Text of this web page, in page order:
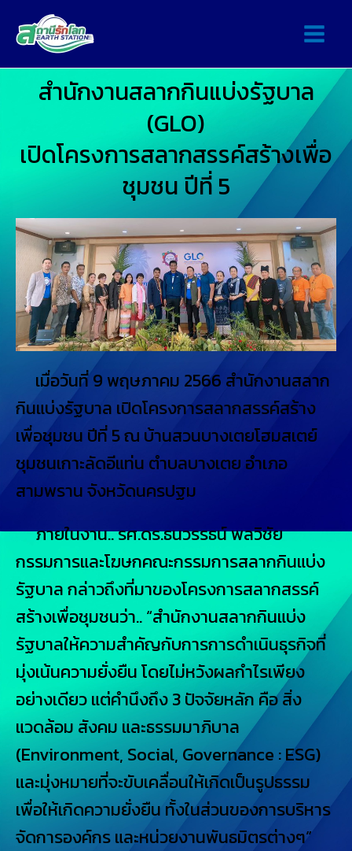
สำนักงานสลากกินแบ่งรัฐบาล
(GLO)
เปิดโครงการสลากสรรค์สร้างเพื่อ
ชุมชน ปีที่ 5
เมื่อวันที่ 9 พฤษภาคม 2566 สำนักงานสลาก
กินแบ่งรัฐบาล เปิดโครงการสลากสรรค์สร้าง
เพื่อชุมชน ปีที่ 5 ณ บ้านสวนบางเตยโฮมสเตย์
ชุมชนเกาะลัดอีแท่น ตำบลบางเตย อำเภอ
สามพราน จังหวัดนครปฐม
ภายในงาน.. รศ.ดร.ธนวรรธน์ พลวิชัย
กรรมการและโฆษกคณะกรรมการสลากกินแบ่ง
รัฐบาล กล่าวถึงที่มาของโครงการสลากสรรค์
สร้างเพื่อชุมชนว่า.. “สำนักงานสลากกินแบ่ง
รัฐบาลให้ความสำคัญกับการการดำเนินธุรกิจที่
มุ่งเน้นความยั่งยืน โดยไม่หวังผลกำไรเพียง
อย่างเดียว แต่คำนึงถึง 3 ปัจจัยหลัก คือ สิ่ง
แวดล้อม สังคม และธรรมมาภิบาล
(Environment, Social, Governance : ESG)
และมุ่งหมายที่จะขับเคลื่อนให้เกิดเป็นรูปธรรม
เพื่อให้เกิดความยั่งยืน ทั้งในส่วนของการบริหาร
จัดการองค์กร และหน่วยงานพันธมิตรต่างๆ”